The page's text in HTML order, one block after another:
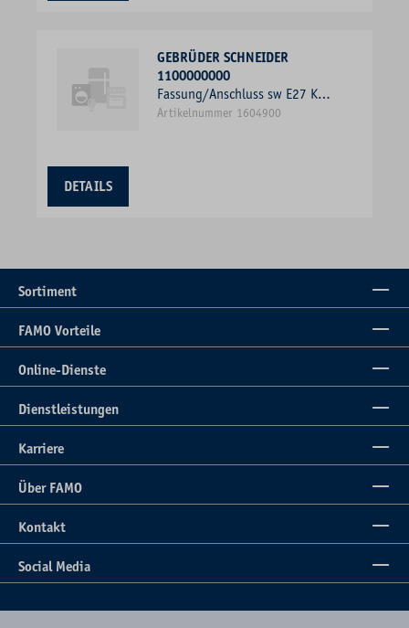
GEBRÜDER SCHNEIDER
1100000000
Fassung/Anschluss sw E27 Kst
Schraubbef
Artikelnummer 1604900
DETAILS
Sortiment
FAMO Vorteile
Online-Dienste
Dienstleistungen
Karriere
Über FAMO
Kontakt
Social Media